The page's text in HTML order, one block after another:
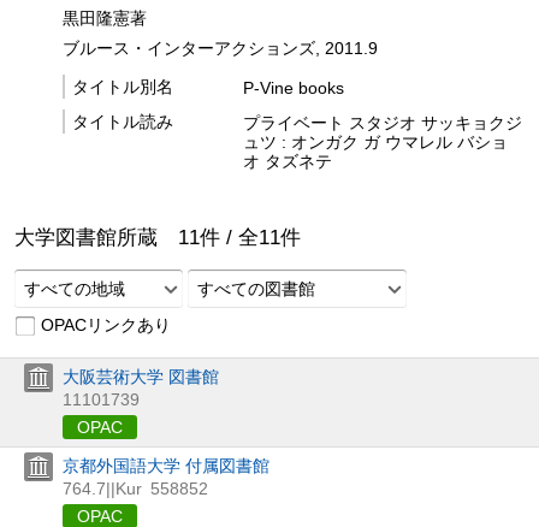
黒田隆憲著
ブルース・インターアクションズ, 2011.9
タイトル別名
P-Vine books
タイトル読み
プライベート スタジオ サッキョクジ
ュツ : オンガク ガ ウマレル バショ
オ タズネテ
大学図書館所蔵 11件 / 全11件
すべての地域
すべての図書館
OPACリンクあり
大阪芸術大学 図書館
11101739
OPAC
京都外国語大学 付属図書館
764.7||Kur 558852
OPAC